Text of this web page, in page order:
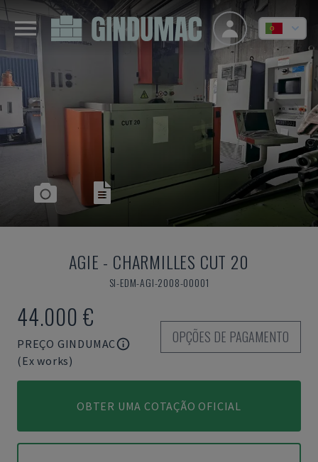
AGIE - CHARMILLES CUT 20
SI-EDM-AGI-2008-00001
44.000 €
PREÇO GINDUMAC
(Ex works)
OPÇÕES DE PAGAMENTO
OBTER UMA COTAÇÃO OFICIAL